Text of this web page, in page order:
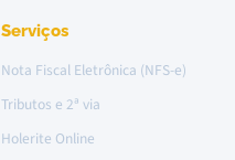
Serviços
Nota Fiscal Eletrônica (NFS-e)
Tributos e 2ª via
Holerite Online